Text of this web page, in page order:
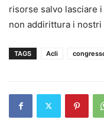
risorse salvo lasciare
non addirittura i nostri
TAGS Acli